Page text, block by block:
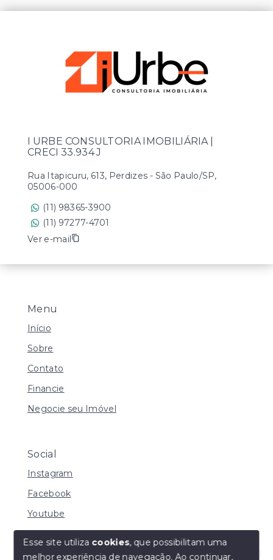
Menu
Início
Sobre
Contato
Financie
Negocie seu Imóvel
Social
Instagram
Facebook
Youtube
I URBE CONSULTORIA IMOBILIÁRIA |
CRECI 33.934 J
Rua Itapicuru, 613, Perdizes - São Paulo/SP,
05006-000
(11) 98365-3900
(11) 97277-4701
Ver e-mail
Esse site utiliza cookies, que possibilitam uma
melhor experiência de navegação.Ao continuar,